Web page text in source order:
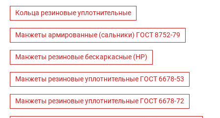
Кольца резиновые уплотнительные
Манжеты армированные (сальники) ГОСТ 8752-79
Манжеты резиновые бескаркасные (НР)
Манжеты резиновые уплотнительные ГОСТ 6678-53
Манжеты резиновые уплотнительные ГОСТ 6678-72